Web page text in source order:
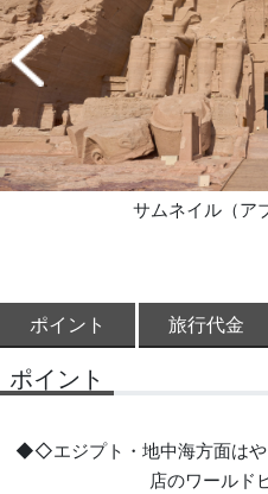
サムネイル（ア
ポイント 旅行代金
ポイント
◆◇エジプト・地中海方面はや
店のワール